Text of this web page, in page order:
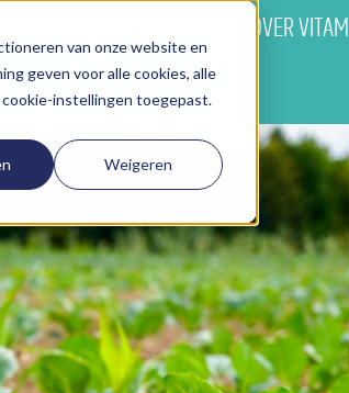
van onze website en
geven voor alle cookies, alle
instellingen toegepast.
Weigeren
OVER VITAM